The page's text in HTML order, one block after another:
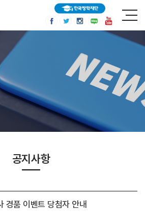
공지사항
경품 이벤트 당첨자 안내